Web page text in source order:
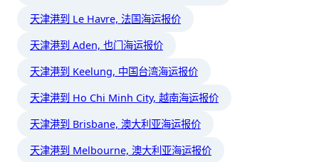
天津港到 Le Havre, 法国海运报价
天津港到 Aden, 也门海运报价
天津港到 Keelung, 中国台湾海运报价
天津港到 Ho Chi Minh City, 越南海运报价
天津港到 Brisbane, 澳大利亚海运报价
天津港到 Melbourne, 澳大利亚海运报价